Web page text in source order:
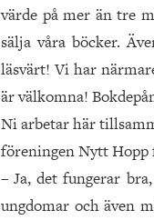
värde på mer än tre
sälja våra böcker.
läsvärt! Vi har
är välkomna!
Ni arbetar här
föreningen Nytt
– Ja, det fungerar
ungdomar och även